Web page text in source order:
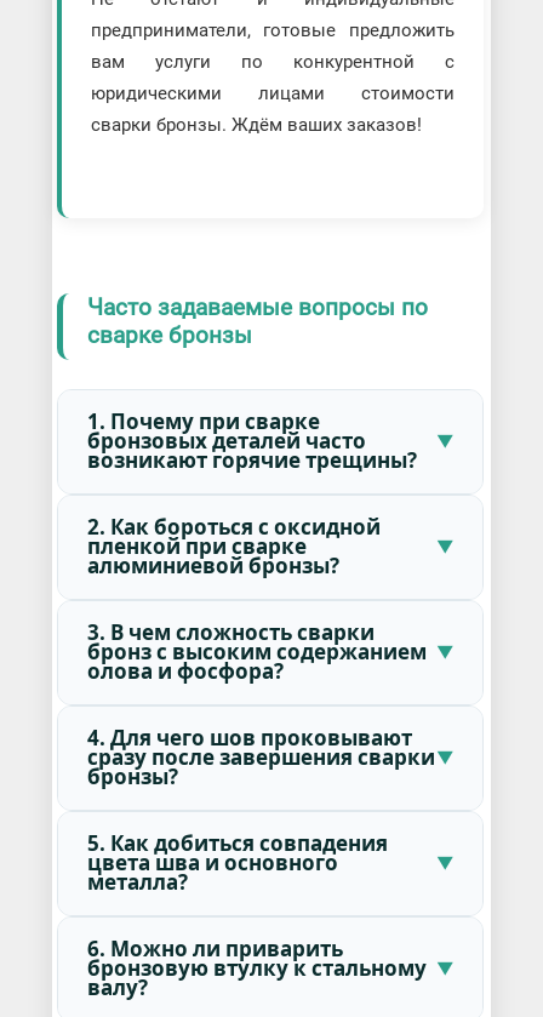
предприниматели, готовые предложить
вам услуги по конкурентной с
юридическими лицами стоимости
сварки бронзы. Ждём ваших заказов!
Часто задаваемые вопросы по
сварке бронзы
1. Почему при сварке
бронзовых деталей часто
возникают горячие трещины?
2. Как бороться с оксидной
пленкой при сварке
алюминиевой бронзы?
3. В чем сложность сварки
бронз с высоким содержанием
олова и фосфора?
4. Для чего шов проковывают
сразу после завершения сварки
бронзы?
5. Как добиться совпадения
цвета шва и основного
металла?
6. Можно ли приварить
бронзовую втулку к стальному
валу?